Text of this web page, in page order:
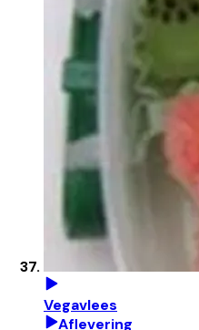
Vegavlees
Aflevering